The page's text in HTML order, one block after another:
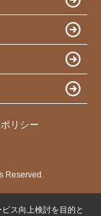
リシー
Reserved.
ス向上検討を目的と